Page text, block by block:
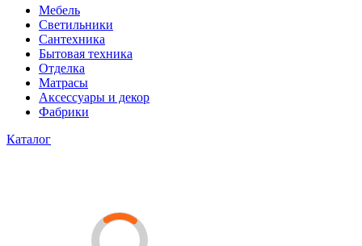
Мебель
Светильники
Сантехника
Бытовая техника
Отделка
Матрасы
Аксессуары и декор
Фабрики
Каталог